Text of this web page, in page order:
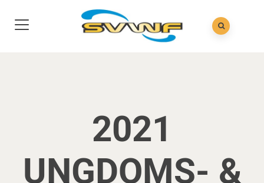
2021
UNGDOMS- &